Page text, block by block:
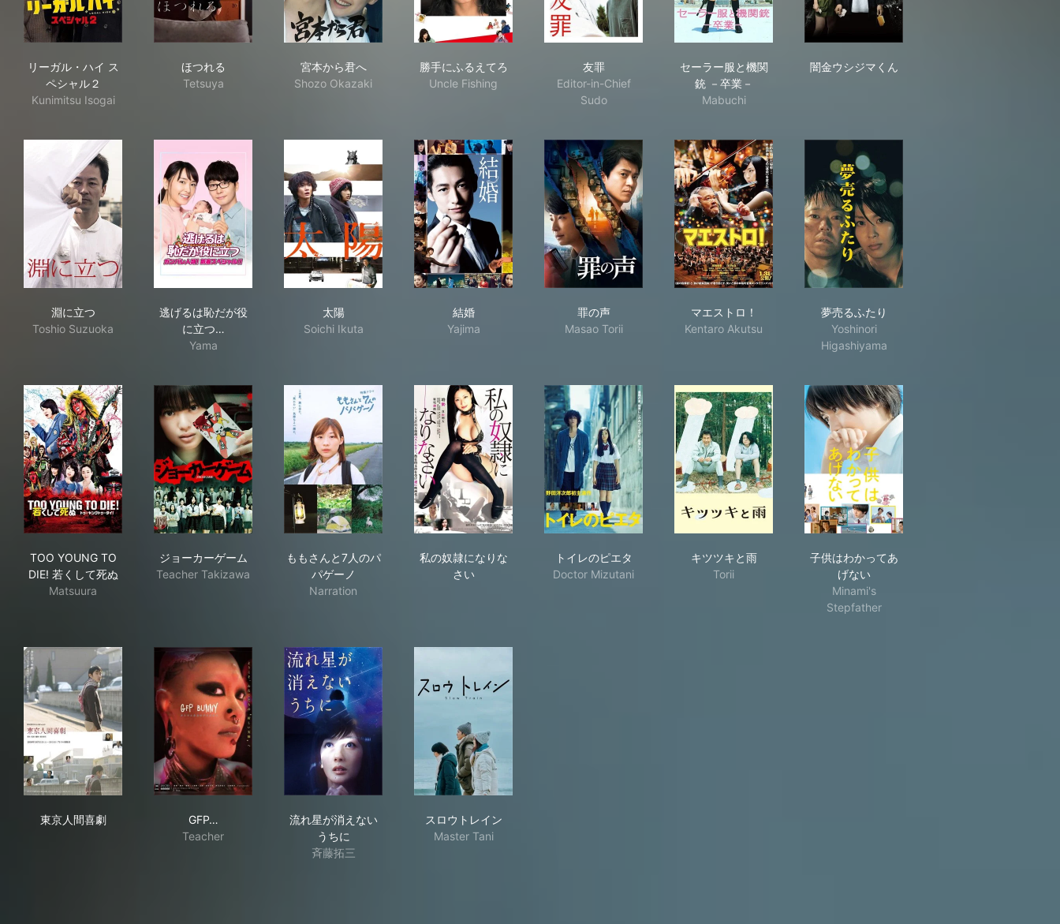
リーガル・ハイ ス
ペシャル２
Kunimitsu Isogai
ほつれる
Tetsuya
宮本から君へ
Shozo Okazaki
勝手にふるえてろ
Uncle Fishing
友罪
Editor-in-Chief
Sudo
セーラー服と機関
銃 －卒業－
Mabuchi
闇金ウシジマくん
淵に立つ
Toshio Suzuoka
逃げるは恥だが役
に立つ…
Yama
太陽
Soichi Ikuta
結婚
Yajima
罪の声
Masao Torii
マエストロ！
Kentaro Akutsu
夢売るふたり
Yoshinori
Higashiyama
TOO YOUNG TO
DIE! 若くして死ぬ
Matsuura
ジョーカーゲーム
Teacher Takizawa
ももさんと7人のパ
パゲーノ
Narration
私の奴隷になりな
さい
トイレのピエタ
Doctor Mizutani
キツツキと雨
Torii
子供はわかってあ
げない
Minami's
Stepfather
東京人間喜劇
GFP…
Teacher
流れ星が消えない
うちに
斉藤拓三
スロウトレイン
Master Tani